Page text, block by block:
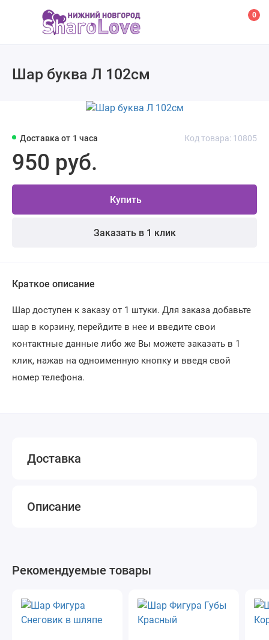
0
Шар буква Л 102см
Доставка от 1 часа Код товара: 10805
950 руб.
Купить
Заказать в 1 клик
Краткое описание
Шар доступен к заказу от 1 штуки. Для заказа добавьте
шар в корзину, перейдите в нее и введите свои
контактные данные либо же Вы можете заказать в 1
клик, нажав на одноименную кнопку и введя свой
номер телефона.
Доставка
Описание
Рекомендуемые товары